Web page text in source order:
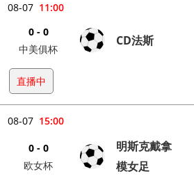
11:00
08-07
0 - 0
中美俱杯
CD法斯
直播中
15:00
08-07
0 - 0
欧女杯
明斯克戴拿
模女足